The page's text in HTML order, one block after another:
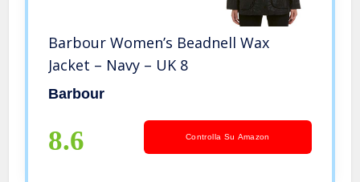
Barbour Women’s Beadnell Wax
Jacket – Navy – UK 8
Barbour
8.6 Controlla Su Amazon